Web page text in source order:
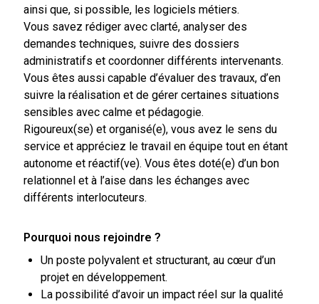
ainsi que, si possible, les logiciels métiers.
Vous savez rédiger avec clarté, analyser des
demandes techniques, suivre des dossiers
administratifs et coordonner différents intervenants.
Vous êtes aussi capable d’évaluer des travaux, d’en
suivre la réalisation et de gérer certaines situations
sensibles avec calme et pédagogie.
Rigoureux(se) et organisé(e), vous avez le sens du
service et appréciez le travail en équipe tout en étant
autonome et réactif(ve). Vous êtes doté(e) d’un bon
relationnel et à l’aise dans les échanges avec
différents interlocuteurs.
Pourquoi nous rejoindre ?
Un poste polyvalent et structurant, au cœur d’un
projet en développement.
La possibilité d’avoir un impact réel sur la qualité